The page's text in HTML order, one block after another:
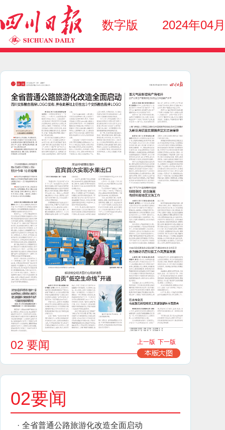
数字版 2024年04
02 要闻 上一版 下一版
02要闻
· 全省普通公路旅游化改造全面启动